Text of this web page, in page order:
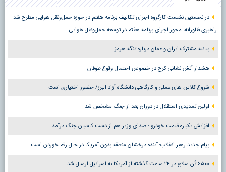
در نخستین نشست کارگروه اجرای تکالیف برنامه هفتم در حوزه حمل‌ونقل هوایی مطرح شد:
راهبری فناورانه، محور اجرای برنامه هفتم در توسعه حمل‌ونقل هوایی
بیانیه مشترک ایران و عمان درباره تنگه هرمز
هشدار آتش نشانی کرج در خصوص احتمال وقوع طوفان
شروع کلاس های عملی و کارگاهی دانشگاه آزاد البرز/ حضور اختیاری است
اولین تمدیدی استقلال در دوران بعد از جنگ مشخص شد
افزایش یکباره قیمت خودرو ؛ صدای وزیر هم از دست کاسبان جنگ درآمد
پیام جدید رهبر انقلاب؛ آینده درخشان منطقه بدون آمریکا در حال رقم خوردن است
۶۵۰۰ تُن سلاح در ۲۴ ساعت گذشته از آمریکا به اسرائیل ارسال شد